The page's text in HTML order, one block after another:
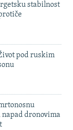
stabilnost
pod ruskim
dronovima